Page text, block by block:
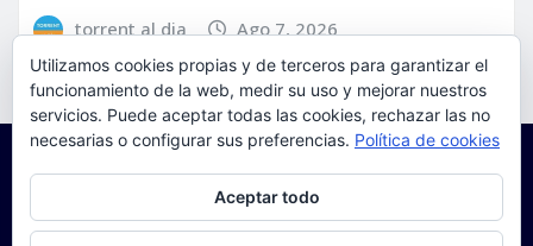
torrent al dia Ago 7, 2026
Utilizamos cookies propias y de terceros para garantizar el
funcionamiento de la web, medir su uso y mejorar nuestros
servicios. Puede aceptar todas las cookies, rechazar las no
necesarias o configurar sus preferencias. Política de cookies
Aceptar todo